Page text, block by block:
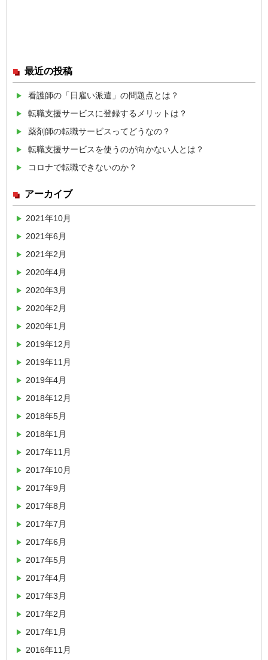
最近の投稿
看護師の「日雇い派遣」の問題点とは？
転職支援サービスに登録するメリットは？
薬剤師の転職サービスってどうなの？
転職支援サービスを使うのが向かない人とは？
コロナで転職できないのか？
アーカイブ
2021年10月
2021年6月
2021年2月
2020年4月
2020年3月
2020年2月
2020年1月
2019年12月
2019年11月
2019年4月
2018年12月
2018年5月
2018年1月
2017年11月
2017年10月
2017年9月
2017年8月
2017年7月
2017年6月
2017年5月
2017年4月
2017年3月
2017年2月
2017年1月
2016年11月